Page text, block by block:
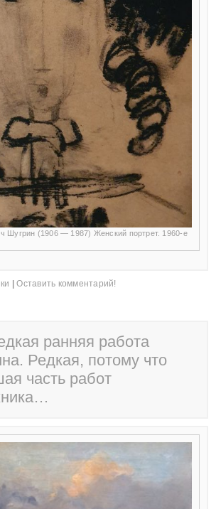
Шугрин (1906 — 1987) Женский портрет. 1960-е
Оставить комментарий!
ранняя работа
Редкая, потому что
часть работ